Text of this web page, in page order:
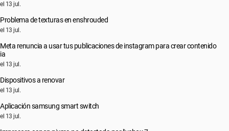
el 13 jul.
Problema de texturas en enshrouded
el 13 jul.
Meta renuncia a usar tus publicaciones de instagram para crear contenido
ia
el 13 jul.
Dispositivos a renovar
el 13 jul.
Aplicación samsung smart switch
el 13 jul.